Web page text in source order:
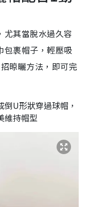
尤其當脫水過久容
包裹帽子，輕壓吸
晾曬方法，即可完
倒U形狀穿過球帽，
維持帽型